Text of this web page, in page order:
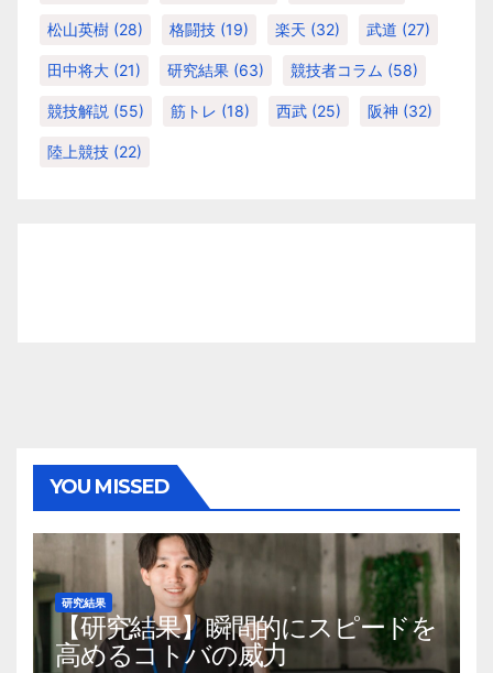
松山英樹 (28) 格闘技 (19) 楽天 (32) 武道 (27)
田中将大 (21) 研究結果 (63) 競技者コラム (58)
競技解説 (55) 筋トレ (18) 西武 (25) 阪神 (32)
陸上競技 (22)
YOU MISSED
研究結果
【研究結果】瞬間的にスピードを
高めるコトバの威力